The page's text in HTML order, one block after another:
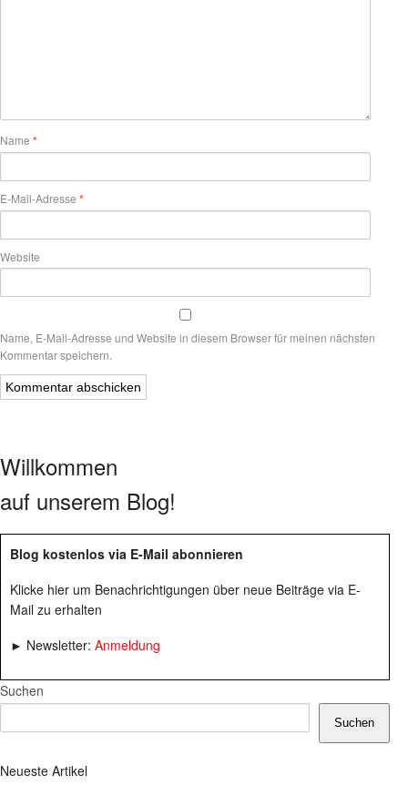
Name *
E-Mail-Adresse *
Website
Name, E-Mail-Adresse und Website in diesem Browser für meinen nächsten
Kommentar speichern.
Willkommen
auf unserem Blog!
Blog kostenlos via E-Mail abonnieren
Klicke hier um Benachrichtigungen über neue Beiträge via E-
Mail zu erhalten
► Newsletter: Anmeldung
Suchen
Suchen
Neueste Artikel